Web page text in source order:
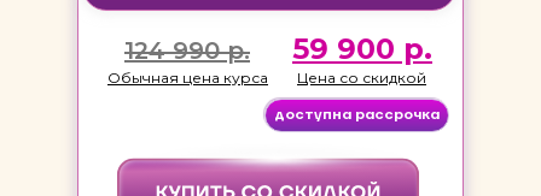
Обычная цена курса Цена со скидкой
59 900 р.
124 990 р.
доступна рассрочка